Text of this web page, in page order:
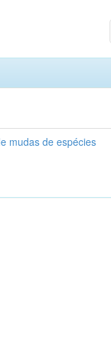
mudas de espécies